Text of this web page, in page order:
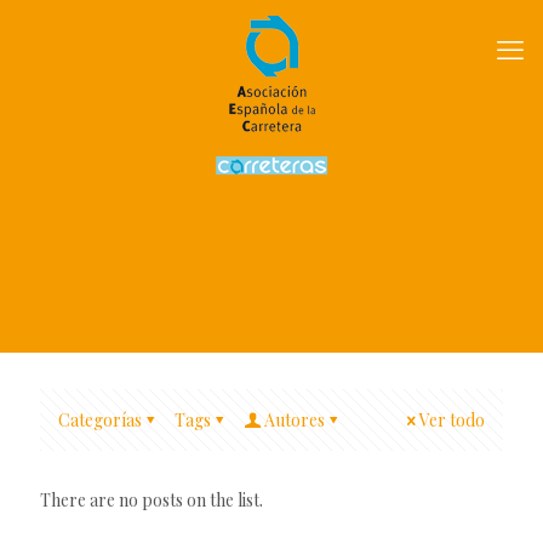
Categorías Tags Autores Ver todo
There are no posts on the list.